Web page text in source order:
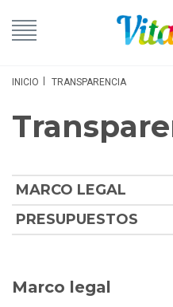
INICIO TRANSPARENCIA
MARCO LEGAL
PRESUPUESTOS
Marco legal